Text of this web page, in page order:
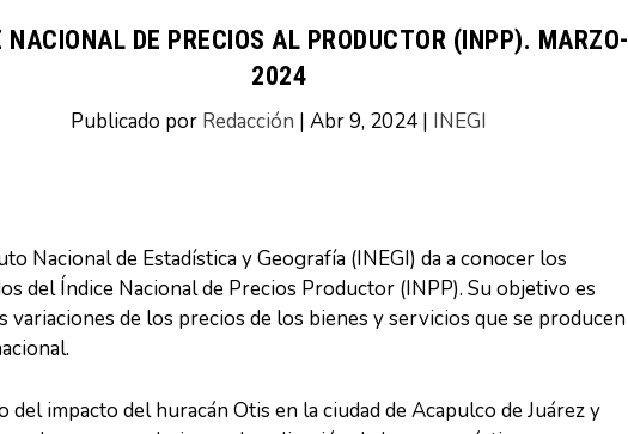
NACIONAL DE PRECIOS AL PRODUCTOR (INPP). MARZO-
2024
Publicado por Redacción | Abr 9, 2024 | INEGI
Nacional de Estadística y Geografía (INEGI) da a conocer los
del Índice Nacional de Precios Productor (INPP). Su objetivo es
variaciones de los precios de los bienes y servicios que se producen
del impacto del huracán Otis en la ciudad de Acapulco de Juárez y